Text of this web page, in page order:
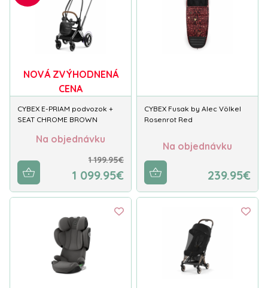
NOVÁ ZVÝHODNENÁ
CENA
CYBEX E-PRIAM podvozok +
SEAT CHROME BROWN
Na objednávku
1 199.95€
1 099.95€
CYBEX Fusak by Alec Völkel
Rosenrot Red
Na objednávku
239.95€